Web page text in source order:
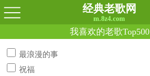
经典老歌网
m.8z4.com
我喜欢的老歌Top500
最浪漫的事
祝福